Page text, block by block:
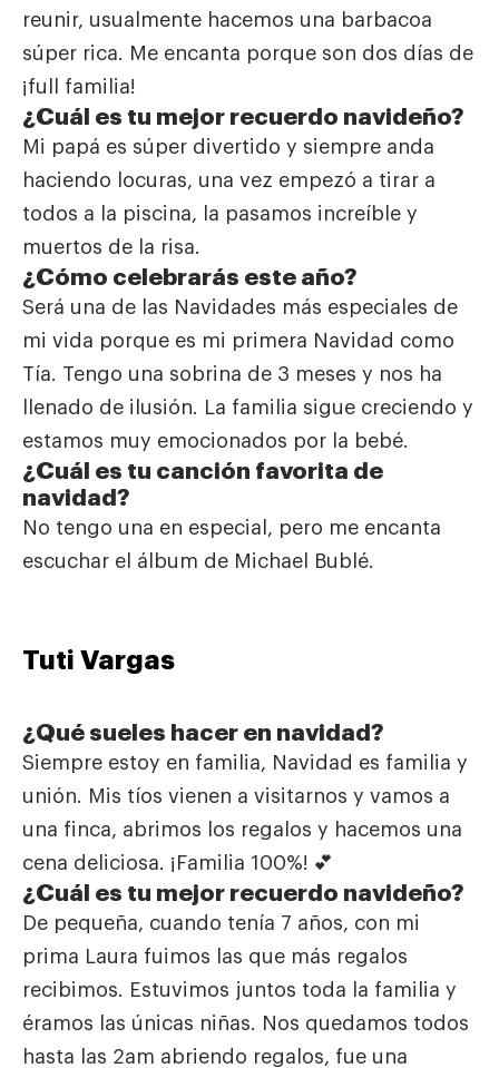
reunir, usualmente hacemos una barbacoa
súper rica. Me encanta porque son dos días de
¡full familia!
¿Cuál es tu mejor recuerdo navideño?
Mi papá es súper divertido y siempre anda
haciendo locuras, una vez empezó a tirar a
todos a la piscina, la pasamos increíble y
muertos de la risa.
¿Cómo celebrarás este año?
Será una de las Navidades más especiales de
mi vida porque es mi primera Navidad como
Tía. Tengo una sobrina de 3 meses y nos ha
llenado de ilusión. La familia sigue creciendo y
estamos muy emocionados por la bebé.
¿Cuál es tu canción favorita de
navidad?
No tengo una en especial, pero me encanta
escuchar el álbum de Michael Bublé.
Tuti Vargas
¿Qué sueles hacer en navidad?
Siempre estoy en familia, Navidad es familia y
unión. Mis tíos vienen a visitarnos y vamos a
una finca, abrimos los regalos y hacemos una
cena deliciosa. ¡Familia 100%! 💕
¿Cuál es tu mejor recuerdo navideño?
De pequeña, cuando tenía 7 años, con mi
prima Laura fuimos las que más regalos
recibimos. Estuvimos juntos toda la familia y
éramos las únicas niñas. Nos quedamos todos
hasta las 2am abriendo regalos, fue una